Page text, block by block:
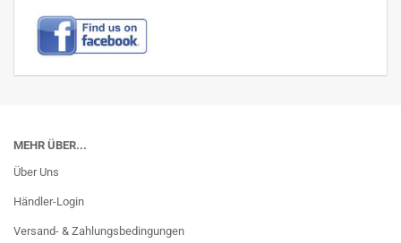
MEHR ÜBER...
Über Uns
Händler-Login
Versand- & Zahlungsbedingungen